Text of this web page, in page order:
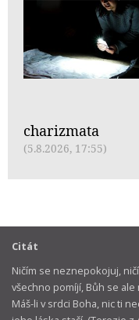
charizmata
(5.8.2026, 17:55)
Citát
Ničím se neznepokojuj,
všechno pomíjí, Bůh se ale
Máš-li v srdci Boha, nic ti